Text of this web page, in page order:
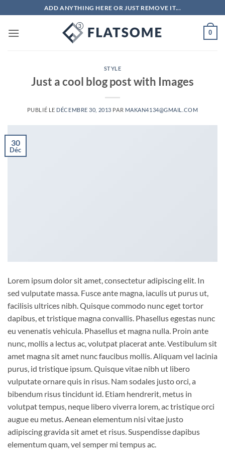
au
contenu
ADD ANYTHING HERE OR JUST REMOVE IT...
0
STYLE
Just a cool blog post with Images
PUBLIÉ LE DÉCEMBRE 30, 2013 PAR MAKAN4134@GMAIL.COM
30
Déc
Lorem ipsum dolor sit amet, consectetur adipiscing elit. In
sed vulputate massa. Fusce ante magna, iaculis ut purus ut,
facilisis ultrices nibh. Quisque commodo nunc eget tortor
dapibus, et tristique magna convallis. Phasellus egestas nunc
eu venenatis vehicula. Phasellus et magna nulla. Proin ante
nunc, mollis a lectus ac, volutpat placerat ante. Vestibulum sit
amet magna sit amet nunc faucibus mollis. Aliquam vel lacinia
purus, id tristique ipsum. Quisque vitae nibh ut libero
vulputate ornare quis in risus. Nam sodales justo orci, a
bibendum risus tincidunt id. Etiam hendrerit, metus in
volutpat tempus, neque libero viverra lorem, ac tristique orci
augue eu metus. Aenean elementum nisi vitae justo
adipiscing gravida sit amet et risus. Suspendisse dapibus
elementum quam, vel semper mi tempus ac.